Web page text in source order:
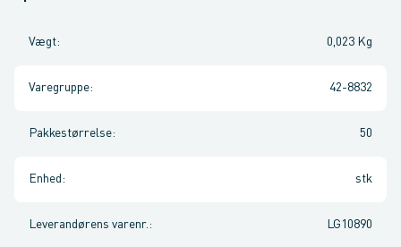
Vægt: 0,023 Kg
Varegruppe: 42-8832
Pakkestørrelse: 50
Enhed : stk
Leverandørens varenr. : LG10890